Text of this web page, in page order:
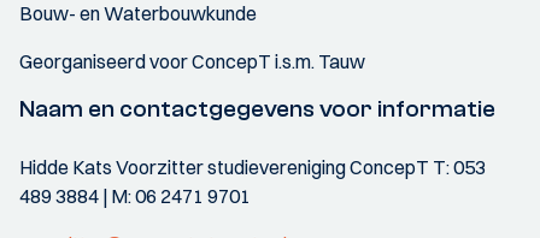
Bouw- en Waterbouwkunde
Georganiseerd voor ConcepT i.s.m. Tauw
Naam en contactgegevens voor informatie
Hidde Kats Voorzitter studievereniging ConcepT T: 053
489 3884 | M: 06 2471 9701